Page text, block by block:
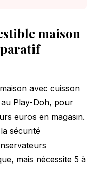
maison
avec cuisson
Play-Doh, pour
euros en magasin.
sécurité
mais nécessite 5 à